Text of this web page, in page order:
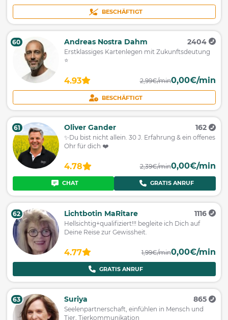
BESCHÄFTIGT
60 Andreas Nostra Dahm 2404
Erstklassiges Kartenlegen mit Zukunftsdeutung
⭐️
4.93 2,99€/min0,00€/min
BESCHÄFTIGT
61 Oliver Gander 162
✨Du bist nicht allein. 30 J. Erfahrung & ein offenes
Ohr für dich ❤️
4.78 2,39€/min0,00€/min
CHAT GRATIS ANRUF
62 Lichtbotin MaRitare 1116
Hellsichtig+qualifiziert!!! begleite ich Dich auf
Deine Reise zur Gewissheit.
4.77 1,99€/min0,00€/min
GRATIS ANRUF
63 Suriya 865
Seelenpartnerschaft, einfühlen in Mensch und
Tier, Tierkommunikation